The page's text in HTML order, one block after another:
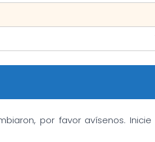
por favor avísenos.